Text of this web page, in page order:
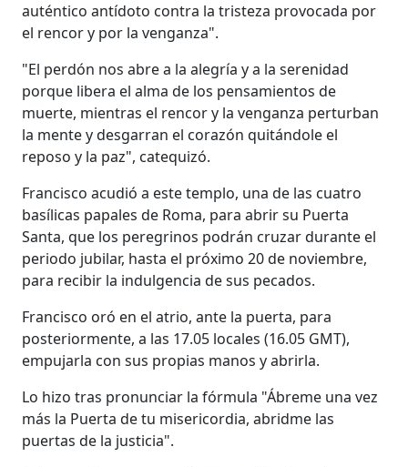
auténtico antídoto contra la tristeza provocada por
el rencor y por la venganza".
"El perdón nos abre a la alegría y a la serenidad
porque libera el alma de los pensamientos de
muerte, mientras el rencor y la venganza perturban
la mente y desgarran el corazón quitándole el
reposo y la paz", catequizó.
Francisco acudió a este templo, una de las cuatro
basílicas papales de Roma, para abrir su Puerta
Santa, que los peregrinos podrán cruzar durante el
periodo jubilar, hasta el próximo 20 de noviembre,
para recibir la indulgencia de sus pecados.
Francisco oró en el atrio, ante la puerta, para
posteriormente, a las 17.05 locales (16.05 GMT),
empujarla con sus propias manos y abrirla.
Lo hizo tras pronunciar la fórmula "Ábreme una vez
más la Puerta de tu misericordia, abridme las
puertas de la justicia".